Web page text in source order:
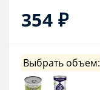
354 ₽
Выбрать объем: